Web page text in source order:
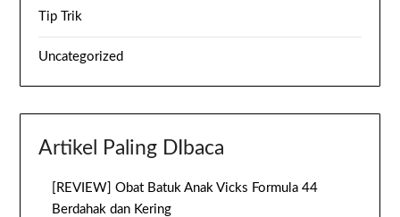
Tip Trik
Uncategorized
Artikel Paling DIbaca
[REVIEW] Obat Batuk Anak Vicks Formula 44
Berdahak dan Kering